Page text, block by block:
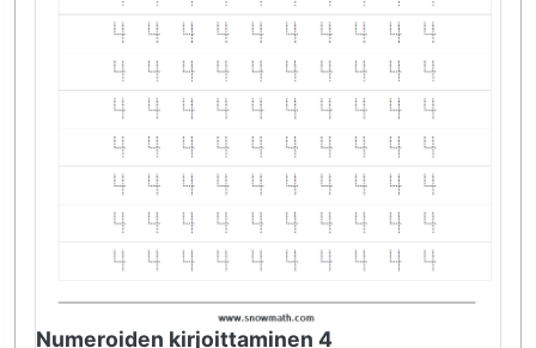
Numeroiden kirjoittaminen 4